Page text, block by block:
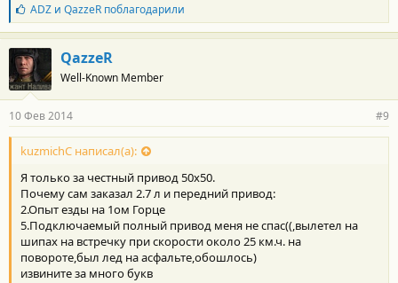
Б
л
а
г
о
д
а
н
о
с
и
:
ADZи QazzeRпоблагодарили
QazzeR
Well-Known Member
10 Фев 2014 #9
kuzmichC написал(а):
Я только за честный привод 50х50.
Почему сам заказал 2.7 л и передний привод:
2.Опыт езды на 1ом Горце
5.Подключаемый полный привод меня не спас((,вылетел на
шипах на встречку при скорости около 25 км.ч. на
повороте,был лед на асфальте,обошлось)
извините за много букв